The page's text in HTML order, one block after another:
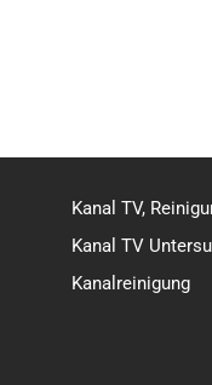
Kanal TV,
Kanal TV
Kanalreinigung